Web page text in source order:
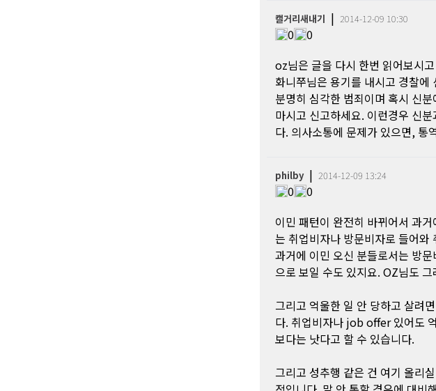
캘거리새내기 | 2014-12-09 10:30
0
0
oz님은 글을 다시 한번 읽어보시
화니쭈님은 용기를 내시고 경찰
분명히 심각한 범죄이며 혹시 신
마시고 신고하세요. 이런경우 신
다. 의사소통에 문제가 있으면, 통
philby| 2014-12-09 13:24
0
0
이민 패턴이 완전히 바뀌어서 과
는 취업비자나 방문비자로 들어와
과거에 이민 오신 분들로서는 방
으로 보일 수도 있지요. OZ님도
그리고 억울한 일 안 당하고 살려
다. 취업비자나 job offer 있어도
보다는 낫다고 할 수 있습니다.
그리고 성추행 같은 건 여기 올리